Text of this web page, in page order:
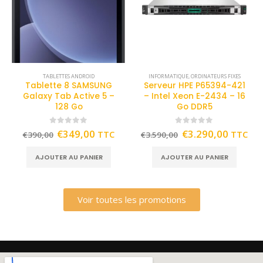
TABLETTES ANDROID
Tablette 8 SAMSUNG
Galaxy Tab Active 5 –
128 Go
out of 5
€390,00 €349,00 TTC
AJOUTER AU PANIER
INFORMATIQUE,ORDINATEURS FIXES
Serveur HPE P65394-421
– Intel Xeon E-2434 – 16
Go DDR5
out of 5
€3.590,00 €3.290,00 TTC
AJOUTER AU PANIER
Voir toutes les promotions